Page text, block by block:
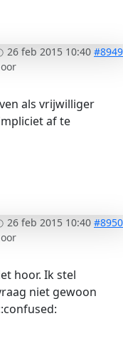
26 feb 2015 10:40 #8949
als vrijwilliger
af te
26 feb 2015 10:40 #8950
hoor. Ik stel
niet gewoon